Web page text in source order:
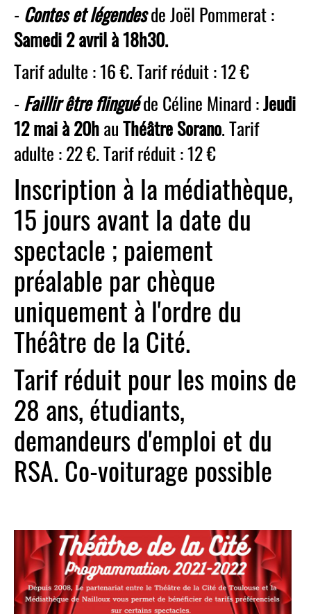
- Contes et légendesde Joël Pommerat :
Samedi 2 avril à 18h30.
Tarif adulte : 16 €. Tarif réduit : 12 €
- Faillir être flinguéde Céline Minard :Jeudi
12 mai à 20hauThéâtre Sorano. Tarif
adulte : 22 €. Tarif réduit : 12 €
Inscription à la médiathèque,
15 jours avant la date du
spectacle ; paiement
préalable par chèque
uniquement à l'ordre du
Théâtre de la Cité.
Tarif réduit pour les moins de
28 ans, étudiants,
demandeurs d'emploi et du
RSA. Co-voiturage possible